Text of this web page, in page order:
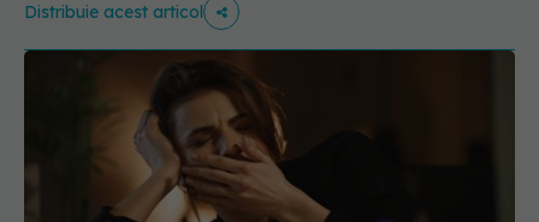
Distribuie acest articol